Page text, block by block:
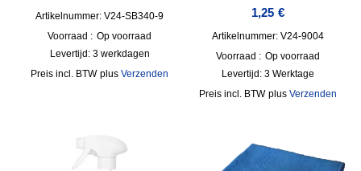
Artikelnummer: V24-SB340-9
Voorraad : Op voorraad
Levertijd: 3 werkdagen
incl. BTW plus Verzenden
1,25 €
Artikelnummer: V24-9004
Voorraad : Op voorraad
Levertijd: 3 Werktage
incl. BTW plus Verzenden